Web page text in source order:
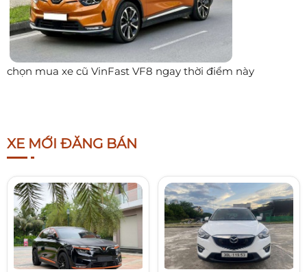
chọn mua xe cũ VinFast VF8 ngay thời điểm này
XE MỚI ĐĂNG BÁN